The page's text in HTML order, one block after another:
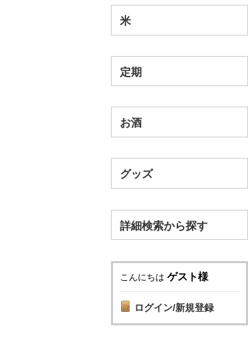
米
定期
お酒
グッズ
詳細検索から探す
こんにちは ゲスト様
ログイン/新規登録